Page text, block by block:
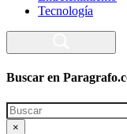
Tecnología
Buscar en
Search
×